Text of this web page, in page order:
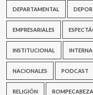
de
DEPARTAMENTAL
EMPRESARIALES
INSTITUCIONAL
NACIONALES PODCAST
RELIGIÓN